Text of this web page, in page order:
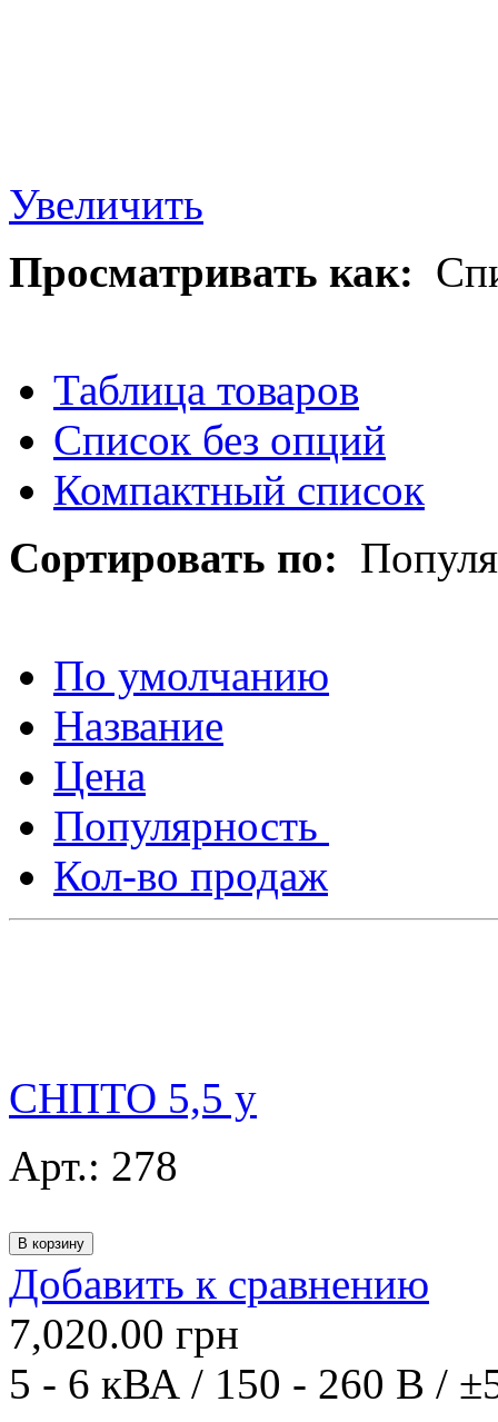
Увеличить
Просматривать как:
Таблица товаров
Список без опций
Компактный список
Сортировать по:
По умолчанию
Название
Цена
Популярность
Кол-во продаж
СНПТО 5,5 у
Арт.: 278
Добавить к сравнению
7,020.00 грн
5 - 6 кВА / 150 - 260 В /